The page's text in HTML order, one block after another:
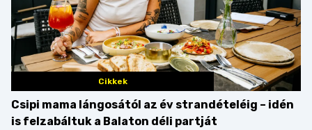
Cikkek
Csipi mama lángosától az év strandételéig – idén
is felzabáltuk a Balaton déli partját